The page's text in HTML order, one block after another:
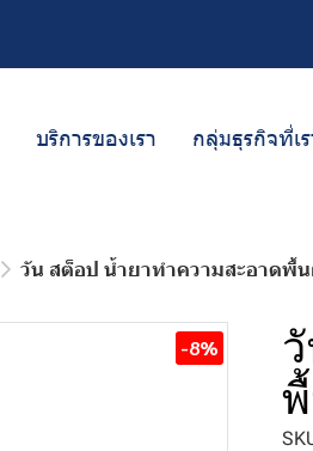
บริการของเรา กลุ่มธุรกิจที่เ
วัน สต็อป น้ำยาทำความสะอาดพื้น
-8%